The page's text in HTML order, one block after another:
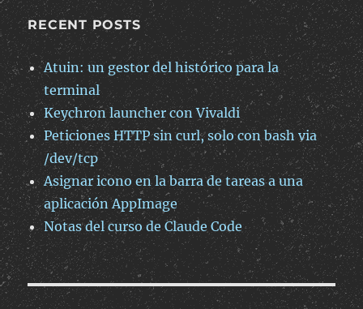
RECENT POSTS
Atuin: un gestor del histórico para la
terminal
Keychron launcher con Vivaldi
Peticiones HTTP sin curl, solo con bash via
/dev/tcp
Asignar icono en la barra de tareas a una
aplicación AppImage
Notas del curso de Claude Code